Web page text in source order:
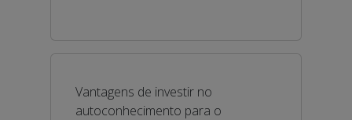
Vantagens de investir no
autoconhecimento para o